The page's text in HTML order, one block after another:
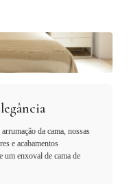
da cama, nossas
e acabamentos
um enxoval de cama de